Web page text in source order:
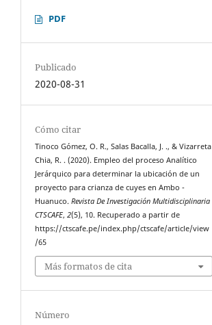
PDF
Publicado
2020-08-31
Cómo citar
Tinoco Gómez, O. R., Salas Bacalla, J. ., & Vizarreta
Chia, R. . (2020). Empleo del proceso Analítico
Jerárquico para determinar la ubicación de un
proyecto para crianza de cuyes en Ambo -
Huanuco.Revista De Investigación Multidisciplinaria
CTSCAFE,2(5), 10. Recuperado a partir de
https://ctscafe.pe/index.php/ctscafe/article/view
/65
Más formatos de cita
Número